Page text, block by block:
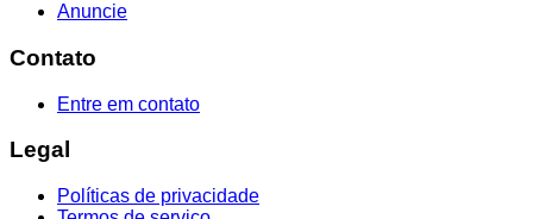
Anuncie
Contato
Entre em contato
Legal
Políticas de privacidade